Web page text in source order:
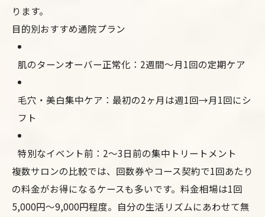
ります。
目的別おすすめ通院プラン
肌のターンオーバー正常化：2週間〜月1回の定期ケア
毛穴・美白集中ケア：最初の2ヶ月は週1回→月1回にシ
フト
特別なイベント前：2〜3日前の集中トリートメント
複数サロンの比較では、回数券やコース契約で1回あたり
の料金がお得になるケースも多いです。料金相場は1回
5,000円〜9,000円程度。自分の生活リズムにあわせて無